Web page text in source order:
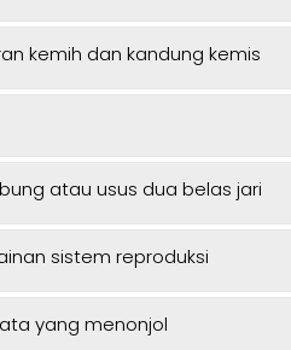
kemih dan kandung kemis
atau usus dua belas jari
sistem reproduksi
yang menonjol